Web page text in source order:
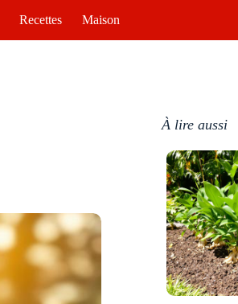
Recettes Maison
À lire aussi